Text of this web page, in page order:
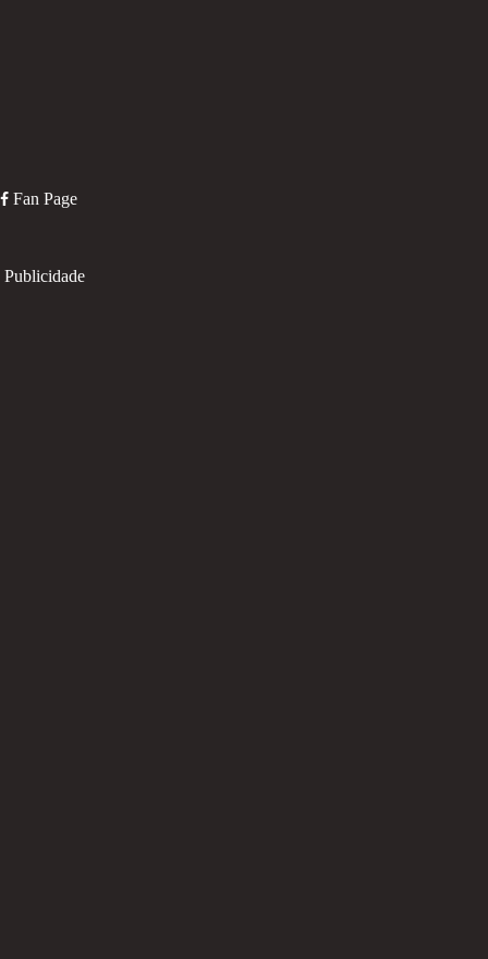
Fan Page
Publicidade